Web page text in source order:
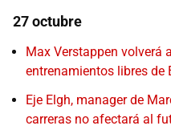
27 octubre
Max Verstappen volverá
entrenamientos libres de
Eje Elgh, manager de
carreras no afectará al